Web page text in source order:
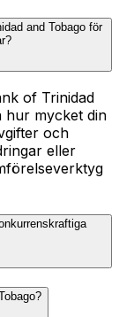
and Tobago för
of Trinidad
hur mycket din
och
eller